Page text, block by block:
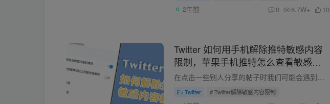
2年前 0 6.7W+ 10
Twitter 如何用手机解除推特敏感内容
限制，苹果手机推特怎么查看敏感内
容教程
在点击一些别人分享的帖子时我们可能会遇到帖子被屏蔽了看不见内容，显示包含敏感内容，要查看显示包含敏感内容的帖子其实很简单。 下面分别是安卓和苹果的操作流程： 一、安卓解除教程 安卓的...
Twitter # Twitter解除敏感内容限制